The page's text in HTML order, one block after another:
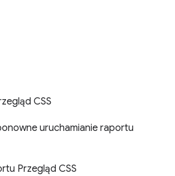
CSS
uruchamianie raportu
Przegląd CSS